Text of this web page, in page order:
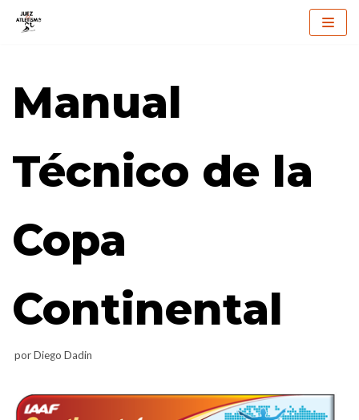
contenido
Manual
Técnico de la
Copa
Continental
porDiego Dadin